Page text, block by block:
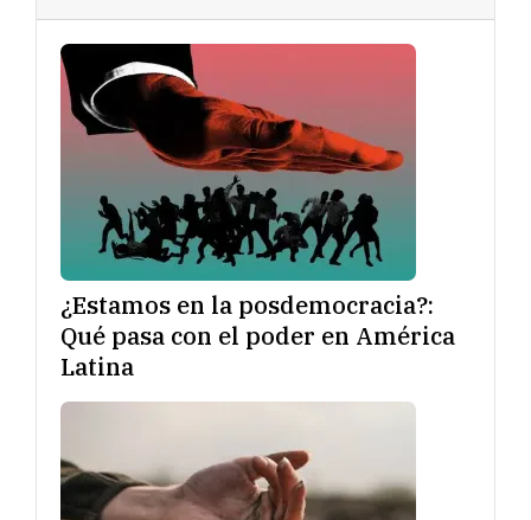
¿Estamos en la posdemocracia?:
Qué pasa con el poder en América
Latina